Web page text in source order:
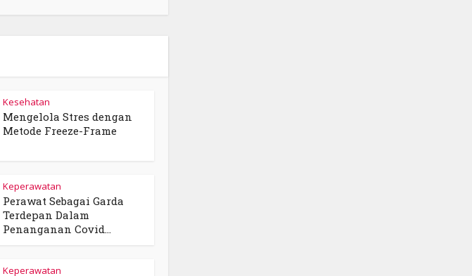
Kesehatan
Mengelola Stres dengan
Metode Freeze-Frame
Keperawatan
Perawat Sebagai Garda
Terdepan Dalam
Penanganan Covid...
Keperawatan